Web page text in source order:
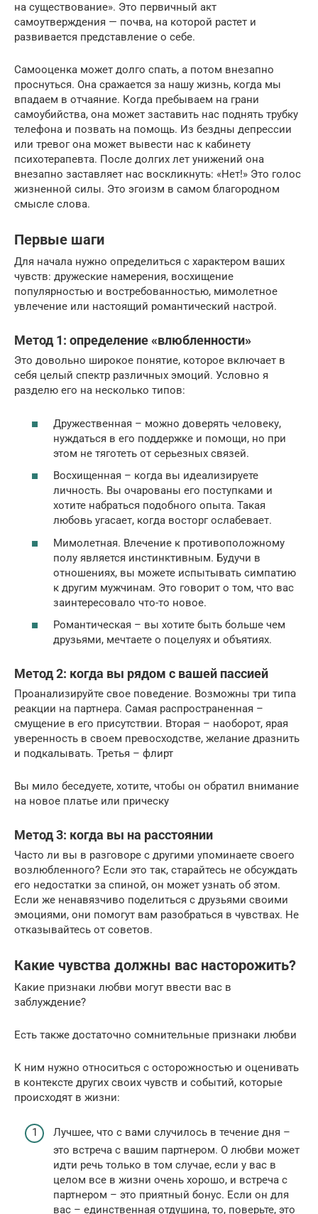
на существование». Это первичный акт
самоутверждения — почва, на которой растет и
развивается представление о себе.
Самооценка может долго спать, а потом внезапно
проснуться. Она сражается за нашу жизнь, когда мы
впадаем в отчаяние. Когда пребываем на грани
самоубийства, она может заставить нас поднять трубку
телефона и позвать на помощь. Из бездны депрессии
или тревог она может вывести нас к кабинету
психотерапевта. После долгих лет унижений она
внезапно заставляет нас воскликнуть: «Нет!» Это голос
жизненной силы. Это эгоизм в самом благородном
смысле слова.
Первые шаги
Для начала нужно определиться с характером ваших
чувств: дружеские намерения, восхищение
популярностью и востребованностью, мимолетное
увлечение или настоящий романтический настрой.
Метод 1: определение «влюбленности»
Это довольно широкое понятие, которое включает в
себя целый спектр различных эмоций. Условно я
разделю его на несколько типов:
Дружественная – можно доверять человеку,
нуждаться в его поддержке и помощи, но при
этом не тяготеть от серьезных связей.
Восхищенная – когда вы идеализируете
личность. Вы очарованы его поступками и
хотите набраться подобного опыта. Такая
любовь угасает, когда восторг ослабевает.
Мимолетная. Влечение к противоположному
полу является инстинктивным. Будучи в
отношениях, вы можете испытывать симпатию
к другим мужчинам. Это говорит о том, что вас
заинтересовало что-то новое.
Романтическая – вы хотите быть больше чем
друзьями, мечтаете о поцелуях и объятиях.
Метод 2: когда вы рядом с вашей пассией
Проанализируйте свое поведение. Возможны три типа
реакции на партнера. Самая распространенная –
смущение в его присутствии. Вторая – наоборот, ярая
уверенность в своем превосходстве, желание дразнить
и подкалывать. Третья – флирт
Вы мило беседуете, хотите, чтобы он обратил внимание
на новое платье или прическу
Метод 3: когда вы на расстоянии
Часто ли вы в разговоре с другими упоминаете своего
возлюбленного? Если это так, старайтесь не обсуждать
его недостатки за спиной, он может узнать об этом.
Если же ненавязчиво поделиться с друзьями своими
эмоциями, они помогут вам разобраться в чувствах. Не
отказывайтесь от советов.
Какие чувства должны вас насторожить?
Какие признаки любви могут ввести вас в
заблуждение?
Есть также достаточно сомнительные признаки любви
К ним нужно относиться с осторожностью и оценивать
в контексте других своих чувств и событий, которые
происходят в жизни:
Лучшее, что с вами случилось в течение дня –
это встреча с вашим партнером. О любви может
идти речь только в том случае, если у вас в
целом все в жизни очень хорошо, и встреча с
партнером – это приятный бонус. Если он для
вас – единственная отдушина, то, поверьте, это